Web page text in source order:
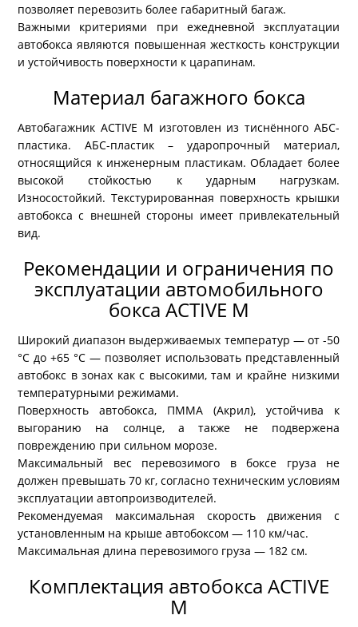
позволяет перевозить более габаритный багаж.
Важными критериями при ежедневной эксплуатации
автобокса являются повышенная жесткость конструкции
и устойчивость поверхности к царапинам.
Материал багажного бокса
Автобагажник ACTIVE M изготовлен из тиснённого АБС-
пластика. АБС-пластик – ударопрочный материал,
относящийся к инженерным пластикам. Обладает более
высокой стойкостью к ударным нагрузкам.
Износостойкий. Текстурированная поверхность крышки
автобокса с внешней стороны имеет привлекательный
вид.
Рекомендации и ограничения по
эксплуатации автомобильного
бокса ACTIVE M
Широкий диапазон выдерживаемых температур — от -50
°C до +65 °C — позволяет использовать представленный
автобокс в зонах как с высокими, там и крайне низкими
температурными режимами.
Поверхность автобокса, ПММА (Акрил), устойчива к
выгоранию на солнце, а также не подвержена
повреждению при сильном морозе.
Максимальный вес перевозимого в боксе груза не
должен превышать 70 кг, согласно техническим условиям
эксплуатации автопроизводителей.
Рекомендуемая максимальная скорость движения с
установленным на крыше автобоксом — 110 км/час.
Максимальная длина перевозимого груза — 182 см.
Комплектация автобокса ACTIVE
M